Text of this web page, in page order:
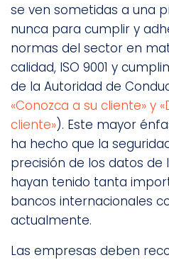
se ven sometidas a una
nunca para cumplir y
normas del sector en
calidad, ISO 9001 y
de la Autoridad de
«Conozca a su cliente» y
cliente»). Este mayor
ha hecho que la
precisión de los datos de
hayan tenido tanta
bancos internacionales
actualmente.
Las empresas deben